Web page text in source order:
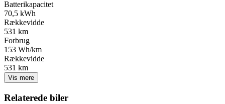
Batterikapacitet
70,5 kWh
Rækkevidde
531 km
Forbrug
153 Wh/km
Rækkevidde
531 km
Vis mere
Relaterede biler